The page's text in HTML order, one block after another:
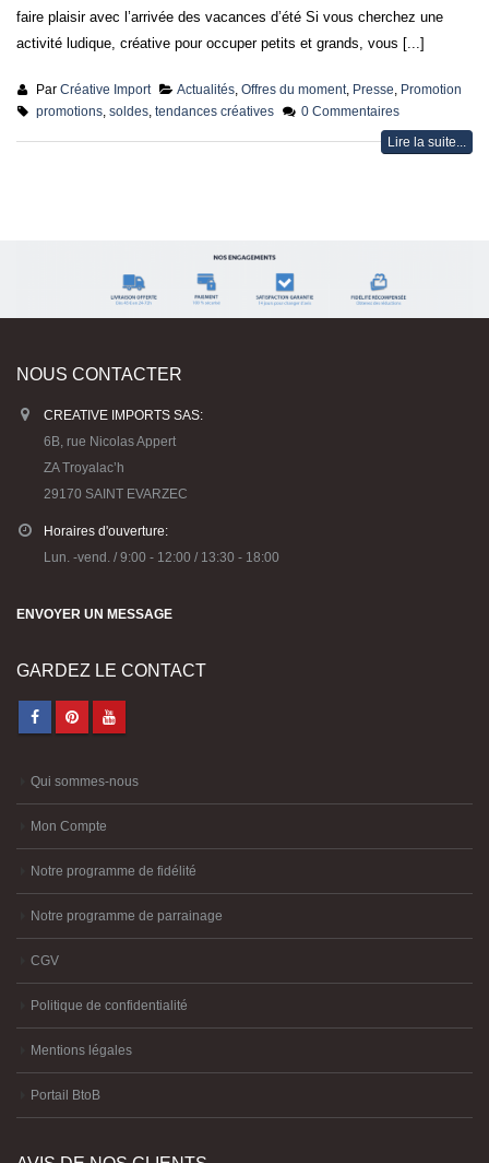
faire plaisir avec l’arrivée des vacances d’été Si vous cherchez une
activité ludique, créative pour occuper petits et grands, vous [...]
Par Créative Import Actualités ,Offres du moment, Presse
Promotion
promotions, soldes, tendances créatives 0 Commentaires
Lire la suite...
NOUS CONTACTER
CREATIVE IMPORTS SAS:
6B, rue Nicolas Appert
ZA Troyalac’h
29170 SAINT EVARZEC
Horaires d'ouverture:
Lun. -vend. / 9:00 - 12:00 / 13:30 - 18:00
ENVOYER UN MESSAGE
GARDEZ LE CONTACT
Qui sommes-nous
Mon Compte
Notre programme de fidélité
Notre programme de parrainage
CGV
Politique de confidentialité
Mentions légales
Portail BtoB